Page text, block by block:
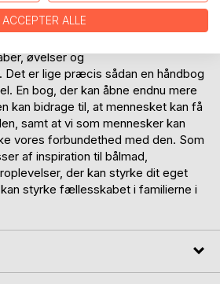
kan gøre stor gavn for mange
øvelser og
er lige præcis sådan en håndbog
En bog, der kan åbne endnu mere
kan bidrage til, at mennesket kan få
samt at vi som mennesker kan
vores forbundethed med den. Som
af inspiration til bålmad,
der kan styrke dit eget
styrke fællesskabet i familierne i
ACCEPTER ALLE